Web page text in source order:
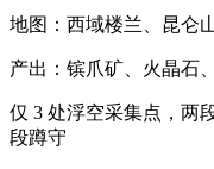
地图：西域楼兰、昆仑
产出：镔爪矿、火晶石
仅 3 处浮空采集点，两
段蹲守